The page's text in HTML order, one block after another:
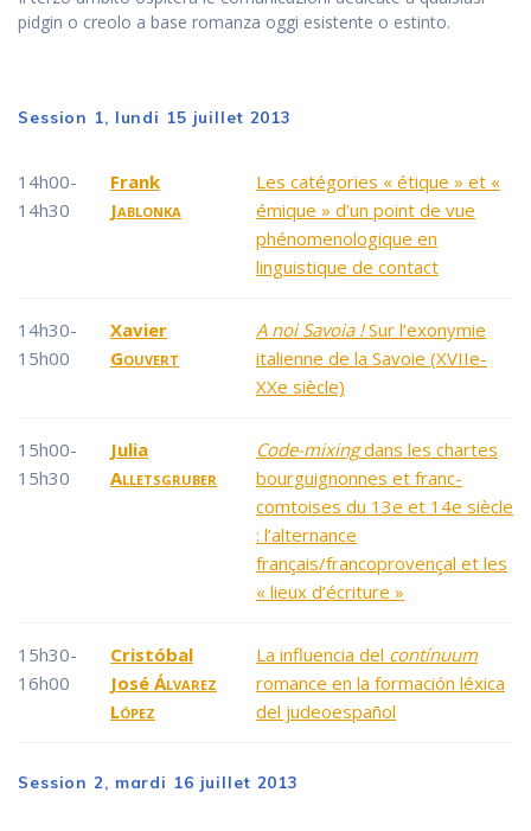
pidgin o creolo a base romanza oggi esistente o estinto.
Session 1, lundi 15 juillet 2013
14h00-
14h30
Frank
Jablonka
Les catégories « étique » et «
émique » d’un point de vue
phénomenologique en
linguistique de contact
14h30-
15h00
Xavier
Gouvert
A noi Savoia !Sur l’exonymie
italienne de la Savoie (XVIIe-
XXe siècle)
15h00-
15h30
Julia
Alletsgruber
Code-mixingdans les chartes
bourguignonnes et franc-
comtoises du 13e et 14e siècle
: l’alternance
français/francoprovençal et les
« lieux d’écriture »
15h30-
16h00
Cristóbal
José Álvarez
López
La influencia del contínuum
romance en la formación léxica
del judeoespañol
Session 2, mardi 16 juillet 2013